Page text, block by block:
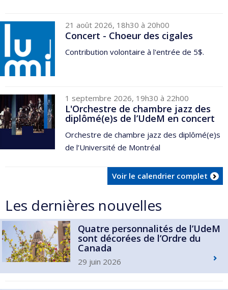
21 août 2026, 18h30 à 20h00
Concert - Choeur des cigales
Contribution volontaire à l'entrée de 5$.
1 septembre 2026, 19h30 à 22h00
L'Orchestre de chambre jazz des
diplômé(e)s de l’UdeM en concert
Orchestre de chambre jazz des diplômé(e)s
de l’Université de Montréal
Voir le calendrier complet
Les dernières nouvelles
Quatre personnalités de l’UdeM
sont décorées de l’Ordre du
Canada
29 juin 2026